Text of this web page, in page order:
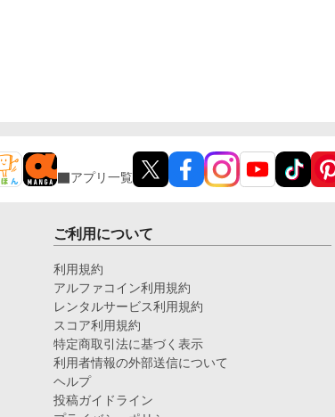
アプリ一覧
ご利用について
利用規約
アルファコイン利用規約
レンタルサービス利用規約
スコア利用規約
特定商取引法に基づく表示
利用者情報の外部送信について
ヘルプ
投稿ガイドライン